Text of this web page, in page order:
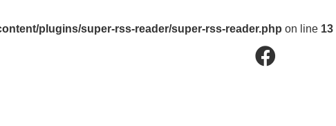
plugins/super-rss-reader/super-rss-reader.php on line 13